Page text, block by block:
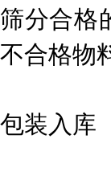
筛分合格
不合格物
包装入库